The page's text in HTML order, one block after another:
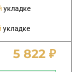
укладке
укладке
5 822 ₽